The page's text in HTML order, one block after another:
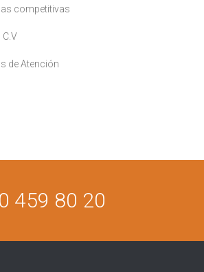
competitivas
C.V
de Atención
459 80 20